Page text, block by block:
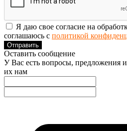
Я даю свое согласие на
соглашаюсь с политикой
Отправить
Оставить сообщение
У Вас есть вопросы, предложения
их нам